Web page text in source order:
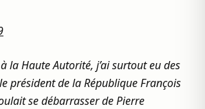
la Haute Autorité, j’ai surtout eu des
président de la République François
se débarrasser de Pierre